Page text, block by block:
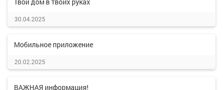
30.04.2025
Мобильное приложение
20.02.2025
ВАЖНАЯ информация!